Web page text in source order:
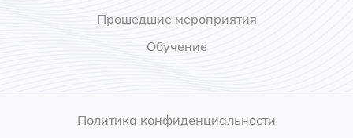
Прошедшие мероприятия
Обучение
Политика конфиденциальности